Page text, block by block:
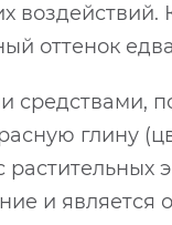
оттенок
средствами,
глину
и